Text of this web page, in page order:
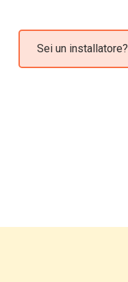
Sei un installatore?